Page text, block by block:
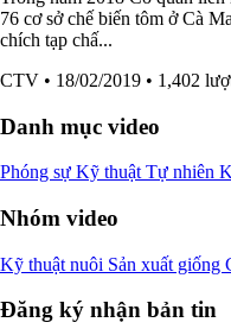
76 cơ sở chế biến tôm ở Cà
chích tạp chấ...
CTV • 18/02/2019 • 1,402
Danh mục video
Phóng sự Kỹ thuật Tự nhiên
Nhóm video
Kỹ thuật nuôi Sản xuất giống
Đăng ký nhận bản tin